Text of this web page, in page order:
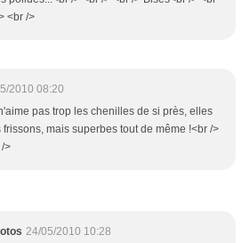
<br />
2010 08:20
pas trop les chenilles de si près, elles
mais superbes tout de même !<br />
>
24/05/2010 10:28